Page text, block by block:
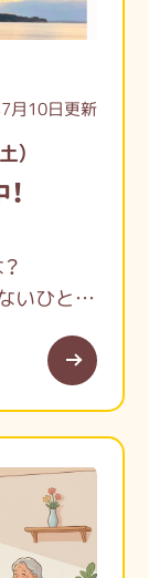
月10日更新
）
いひとも
考えてみ